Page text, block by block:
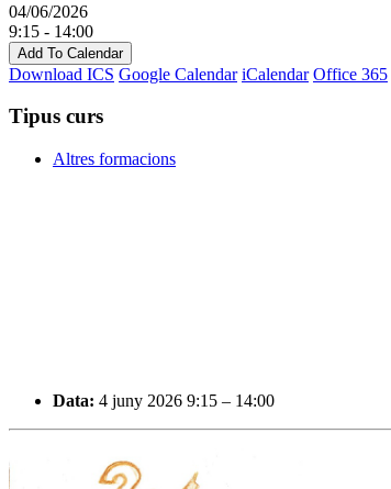
04/06/2026
9:15 - 14:00
Add To Calendar
Download ICS Google Calendar iCalendar Office 365
Tipus curs
Altres formacions
Data: 4 juny 2026 9:15 – 14:00